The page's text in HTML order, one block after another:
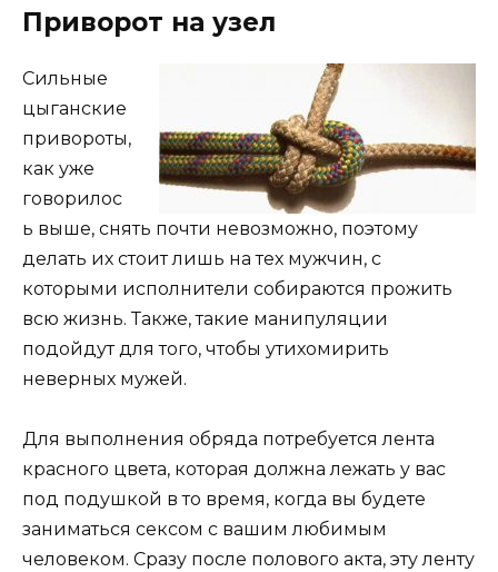
Приворот на узел
Сильные
цыганские
привороты,
как уже
говорилос
ь выше, снять почти невозможно, поэтому
делать их стоит лишь на тех мужчин, с
которыми исполнители собираются прожить
всю жизнь. Также, такие манипуляции
подойдут для того, чтобы утихомирить
неверных мужей.
Для выполнения обряда потребуется лента
красного цвета, которая должна лежать у вас
под подушкой в то время, когда вы будете
заниматься сексом с вашим любимым
человеком. Сразу после полового акта, эту ленту